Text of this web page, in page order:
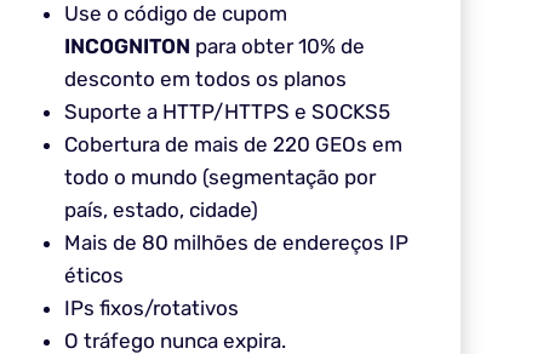
Use o código de cupom
INCOGNITON para obter 10% de
desconto em todos os planos
Suporte a HTTP/HTTPS e SOCKS5
Cobertura de mais de 220 GEOs em
todo o mundo (segmentação por
país, estado, cidade)
Mais de 80 milhões de endereços IP
éticos
IPs fixos/rotativos
O tráfego nunca expira.